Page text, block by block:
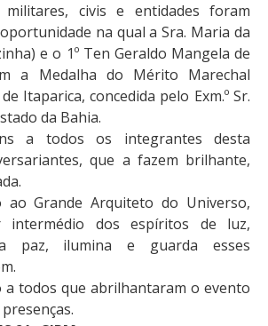
militares, civis e entidades foram
na qual a Sra. Maria da
e o 1º Ten Geraldo Mangela de
a Medalha do Mérito Marechal
Itaparica, concedida pelo Exm.º Sr.
da Bahia.
a todos os integrantes desta
que a fazem brilhante,
ao Grande Arquiteto do Universo,
intermédio dos espíritos de luz,
paz, ilumina e guarda esses
a todos que abrilhantaram o evento